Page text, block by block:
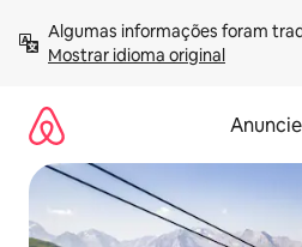
para
Mostrar idioma original